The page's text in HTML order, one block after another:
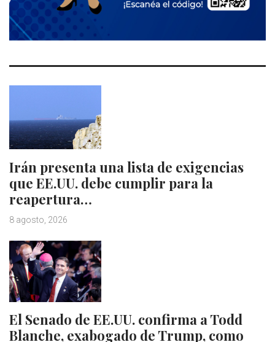
Irán presenta una lista de exigencias
que EE.UU. debe cumplir para la
reapertura…
8 agosto, 2026
El Senado de EE.UU. confirma a Todd
Blanche, exabogado de Trump, como